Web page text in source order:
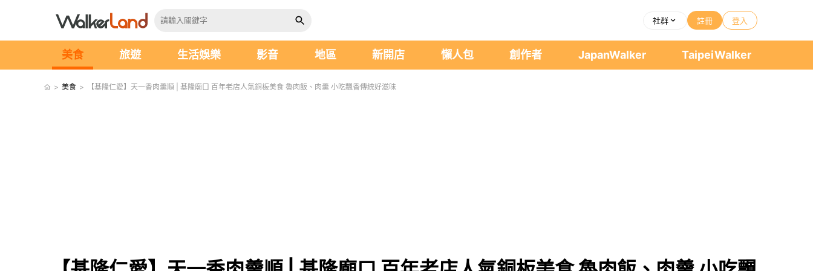
社群 註冊 登入
美食 旅遊 生活娛樂 影音 地區 新開店 懶人包 創作者 JapanWalker TaipeiWalker
> 美食 > 【基隆仁愛】天一香肉羹順 | 基隆廟口 百年老店人氣銅板美食 魯肉飯、肉羹 小吃飄香傳統好滋味